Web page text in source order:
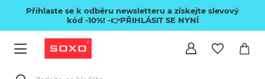
Přihlaste se k odběru newsletteru a získejte slevový
kód -10%! -👉PŘIHLÁSIT SE NYNÍ